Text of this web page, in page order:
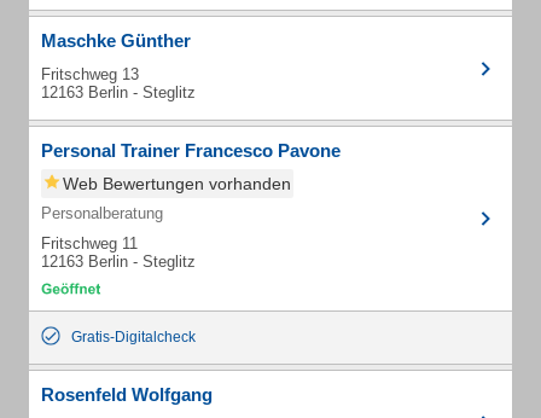
Maschke Günther
Fritschweg 13
12163 Berlin - Steglitz
Personal Trainer Francesco Pavone
Web Bewertungen vorhanden
Personalberatung
Fritschweg 11
12163 Berlin - Steglitz
Gratis-Digitalcheck
Rosenfeld Wolfgang